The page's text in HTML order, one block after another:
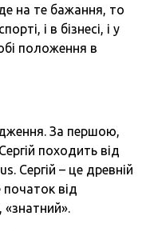
на те бажання, то
і в бізнесі, і у
положення в
За першою,
походить від
Сергій – це древній
від
«знатний».